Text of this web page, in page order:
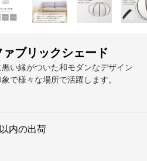
ブリックシェード
い縁がついた和モダンなデザイン
で様々な場所で活躍します。
内の出荷